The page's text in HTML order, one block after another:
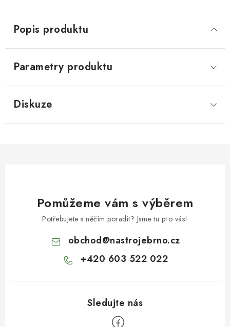
Popis produktu
Parametry produktu
Diskuze
Pomůžeme vám s výběrem
Potřebujete s něčím poradit? Jsme tu pro vás!
obchod@nastrojebrno.cz
+420 603 522 022